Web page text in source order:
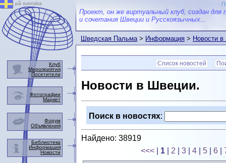
Проект, он же виртуальный клуб, создан для
и сочетания Швеции и Русскоязычных...
Шведская Пальма>Информация>Новости
Список новостей
Новости в Швеции.
Поиск в новостях:
Найдено: 38919
<<<
1 2 3 4 5 6
på svenska
Клуб
Мероприятия
Посетители
Фотографии
Маркет
Форум
Объявления
Библиотека
Информация
Новости